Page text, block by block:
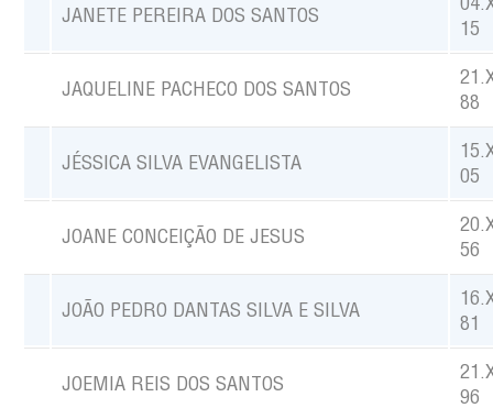
JANETE PEREIRA DOS SANTOS
15
JAQUELINE PACHECO DOS SANTOS
88
JÉSSICA SILVA EVANGELISTA
05
JOANE CONCEIÇÃO DE JESUS
56
JOÃO PEDRO DANTAS SILVA E SILVA
81
JOEMIA REIS DOS SANTOS
96